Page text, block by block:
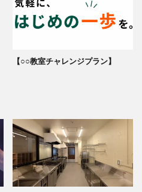
【○○教室チャレンジプラン】